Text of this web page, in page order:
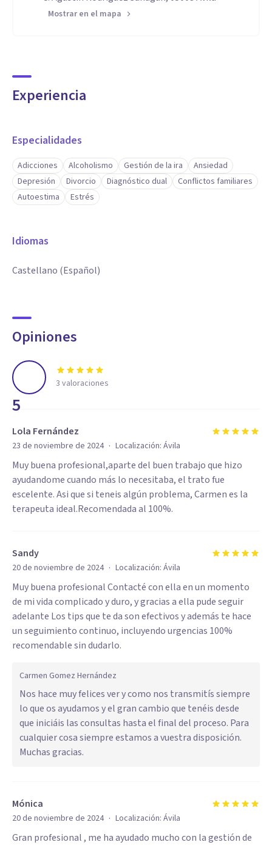
Mostrar en el mapa
Experiencia
Especialidades
Adicciones Alcoholismo Gestión de la ira
Ansiedad
Depresión
Divorcio Diagnóstico dual
Conflictos familiares
Autoestima
Estrés
Idiomas
Castellano (Español)
Opiniones
5
3 valoraciones
Lola Fernández
23 de noviembre de 2024 · Localización: Ávila
Muy buena profesional,aparte del buen trabajo que hizo
ayudandome cuando más lo necesitaba, el trato fue
escelente. Asi que si teneis algún problema, Carmen es la
terapeuta ideal.Recomendada al 100%.
Sandy
20 de noviembre de 2024 · Localización: Ávila
Muy buena profesional Contacté con ella en un momento
de mi vida complicado y duro, y gracias a ella pude seguir
adelante Los tips que te da son efectivos y además te hace
un seguimiento continuo, incluyendo urgencias 100%
recomendable sin dudarlo.
Carmen Gomez Hernández
Nos hace muy felices ver y como nos transmitís siempre
lo que os ayudamos y el gran cambio que tenéis desde
que iniciáis las consultas hasta el final del proceso. Para
cualquier cosa siempre estamos a vuestra disposición.
Muchas gracias.
Mónica
20 de noviembre de 2024 · Localización: Ávila
Gran profesional , me ha ayudado mucho con la gestión de